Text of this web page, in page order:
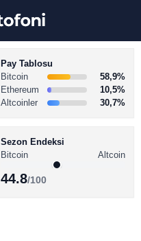
Pay Tablosu
Bitcoin
58,9%
Ethereum
10,5%
Altcoinler
30,7%
Sezon Endeksi
Bitcoin
Altcoin
44.8/100